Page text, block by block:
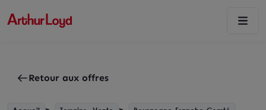
Retour aux offres